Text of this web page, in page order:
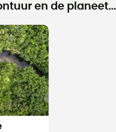
en de planeet...